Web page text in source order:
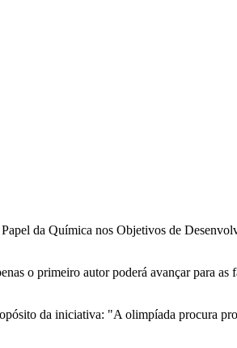
da Química nos Objetivos de
o primeiro autor poderá avançar para as
da iniciativa: "A olimpíada procura